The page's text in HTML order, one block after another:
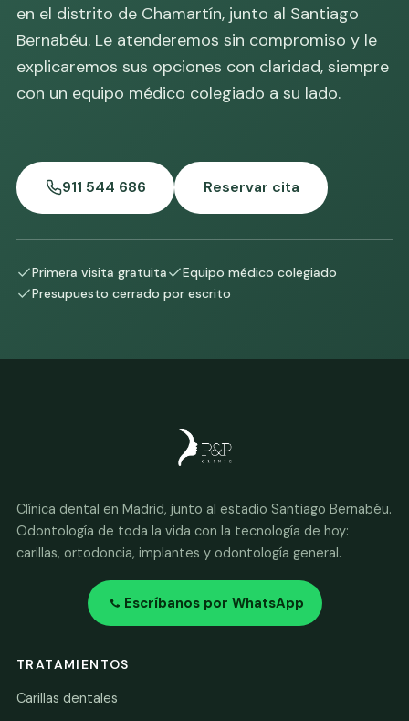
en el distrito de Chamartín, junto al Santiago
Bernabéu. Le atenderemos sin compromiso y le
explicaremos sus opciones con claridad, siempre
con un equipo médico colegiado a su lado.
911 544 686 Reservar cita
Primera visita gratuita
Equipo médico colegiado
Presupuesto cerrado por escrito
Clínica dental en Madrid, junto al estadio Santiago Bernabéu.
Odontología de toda la vida con la tecnología de hoy:
carillas, ortodoncia, implantes y odontología general.
Escríbanos por WhatsApp
TRATAMIENTOS
Carillas dentales